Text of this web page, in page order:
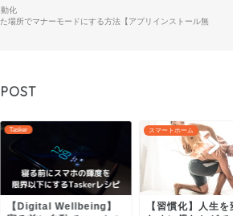
化
場所でマナーモードにする方法【アプリインストール無
Tasker
【Digital Wellbeing】
スマートホーム
【習慣化】人生を変